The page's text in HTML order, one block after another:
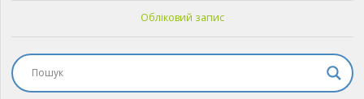
Обліковий запис